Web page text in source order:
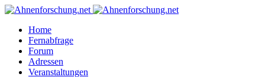
Home
Fernabfrage
Forum
Adressen
Veranstaltungen